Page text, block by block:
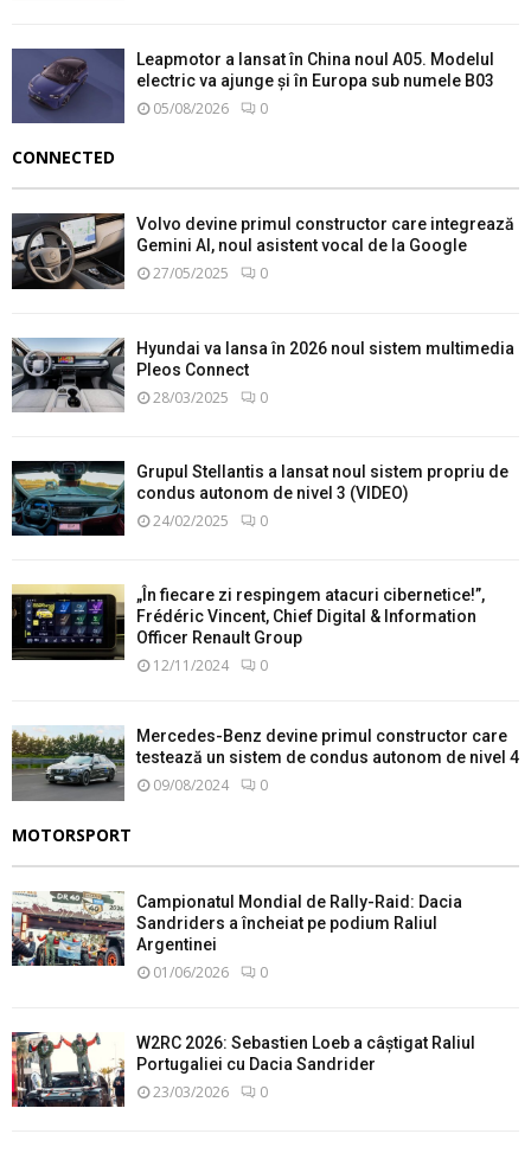
Leapmotor a lansat în China noul A05. Modelul
electric va ajunge și în Europa sub numele B03
05/08/2026 0
CONNECTED
Volvo devine primul constructor care integrează
Gemini AI, noul asistent vocal de la Google
27/05/2025 0
Hyundai va lansa în 2026 noul sistem multimedia
Pleos Connect
28/03/2025 0
Grupul Stellantis a lansat noul sistem propriu de
condus autonom de nivel 3 (VIDEO)
24/02/2025 0
„În fiecare zi respingem atacuri cibernetice!”,
Frédéric Vincent, Chief Digital & Information
Officer Renault Group
12/11/2024 0
Mercedes-Benz devine primul constructor care
testează un sistem de condus autonom de nivel 4
09/08/2024 0
MOTORSPORT
Campionatul Mondial de Rally-Raid: Dacia
Sandriders a încheiat pe podium Raliul
Argentinei
01/06/2026 0
W2RC 2026: Sebastien Loeb a câștigat Raliul
Portugaliei cu Dacia Sandrider
23/03/2026 0